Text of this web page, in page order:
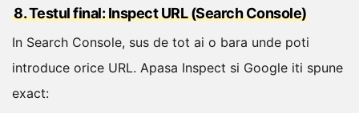
8. Testul final: Inspect URL (Search Console)
In Search Console, sus de tot ai o bara unde poti
introduce orice URL. Apasa Inspect si Google iti spune
exact: